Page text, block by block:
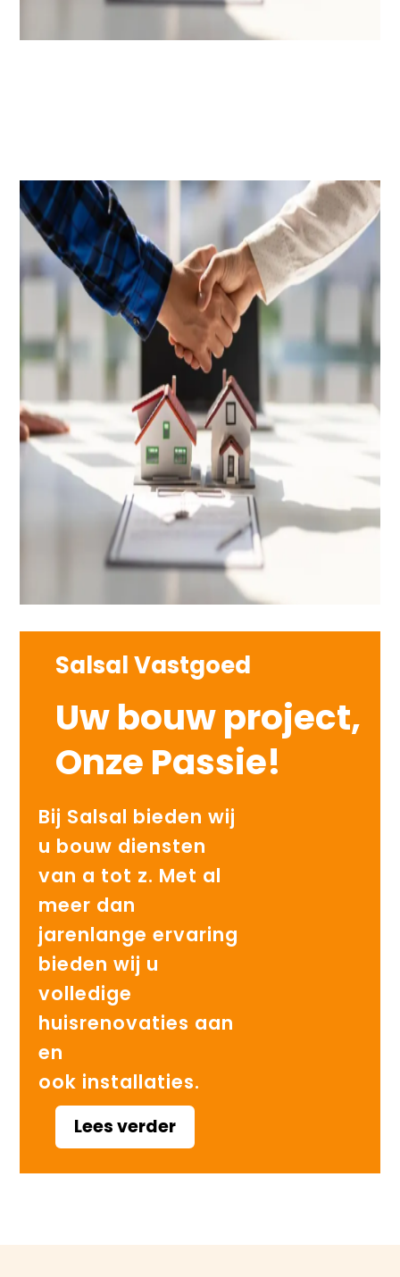
Salsal Vastgoed
Uw bouw project,
Onze Passie!
Bij Salsal bieden wij
u bouw diensten
van a tot z. Met al
meer dan
jarenlange ervaring
bieden wij u
volledige
huisrenovaties aan
en
ook installaties.
Lees verder